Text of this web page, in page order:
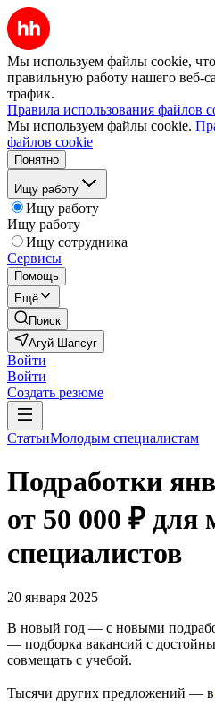
Мы используем файлы cookie,
правильную работу нашего веб-
трафик.
Правила использования файлов
Мы используем файлы cookie.
файлов cookie
Понятно
Ищу работу
Ищу работу
Ищу работу
Ищу сотрудника
Сервисы
Помощь
Ещё
Поиск
Агуй-Шапсуг
Войти
Войти
Создать резюме
СтатьиМолодым специалистам
Подработки
от 50 000 ₽ для
специалистов
20 января 2025
В новый год — с новыми
— подборка вакансий с
совмещать с учебой.
Тысячи других предложений — в